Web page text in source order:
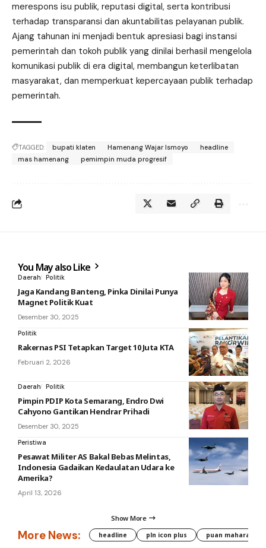
merespons isu publik, reputasi digital, serta kontribusi
terhadap transparansi dan akuntabilitas pelayanan publik.
Ajang tahunan ini menjadi bentuk apresiasi bagi instansi
pemerintah dan tokoh publik yang dinilai berhasil mengelola
komunikasi publik di era digital, membangun keterlibatan
masyarakat, dan memperkuat kepercayaan publik terhadap
pemerintah.
TAGGED: bupati klaten Hamenang Wajar Ismoyo
headline
mas hamenang
pemimpin muda progresif
You May also Like
Daerah Politik
Jaga Kandang Banteng, Pinka Dinilai Punya
Magnet Politik Kuat
Desember 30, 2025
Politik
Rakernas PSI Tetapkan Target 10 Juta KTA
Februari 2, 2026
Daerah Politik
Pimpin PDIP Kota Semarang, Endro Dwi
Cahyono Gantikan Hendrar Prihadi
Desember 30, 2025
Peristiwa
Pesawat Militer AS Bakal Bebas Melintas,
Indonesia Gadaikan Kedaulatan Udara ke
Amerika?
April 13, 2026
Show More
More News: headline pln icon plus puan maharani